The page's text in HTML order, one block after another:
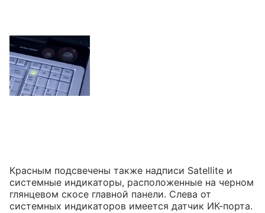
Красным подсвечены также надписи Satellite и
системные индикаторы, расположенные на черном
глянцевом скосе главной панели. Слева от
системных индикаторов имеется датчик ИК-порта.